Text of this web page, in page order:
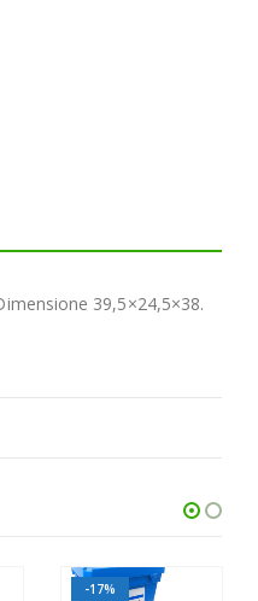
39,5×24,5×38.
-17%